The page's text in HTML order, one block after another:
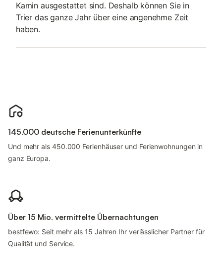
Kamin ausgestattet sind. Deshalb können Sie in
Trier das ganze Jahr über eine angenehme Zeit
haben.
145.000 deutsche Ferienunterkünfte
Und mehr als 450.000 Ferienhäuser und Ferienwohnungen in
ganz Europa.
Über 15 Mio. vermittelte Übernachtungen
bestfewo: Seit mehr als 15 Jahren Ihr verlässlicher Partner für
Qualität und Service.